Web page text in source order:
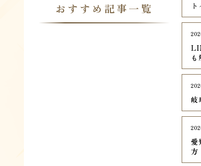
おすすめ記事一覧
も
岐
愛
方